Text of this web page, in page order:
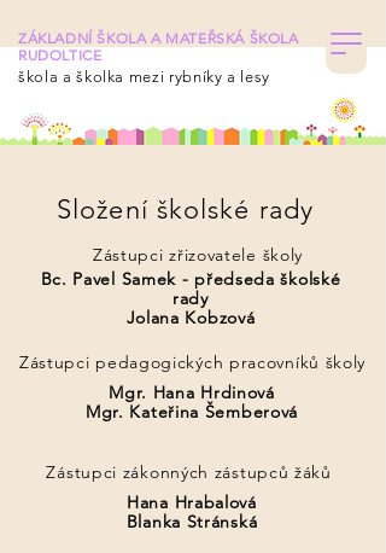
škola a školka mezi rybníky a lesy
ZÁKLADNÍ ŠKOLA A MATEŘSKÁ ŠKOLA
RUDOLTICE
Složení školské rady
Zástupci zřizovatele školy
Bc. Pavel Samek - předseda školské
rady
Jolana Kobzová
Zástupci pedagogických pracovníků školy
Mgr. Hana Hrdinová
Mgr. Kateřina Šemberová
Zástupci zákonných zástupců žáků
Hana Hrabalová
Blanka Stránská